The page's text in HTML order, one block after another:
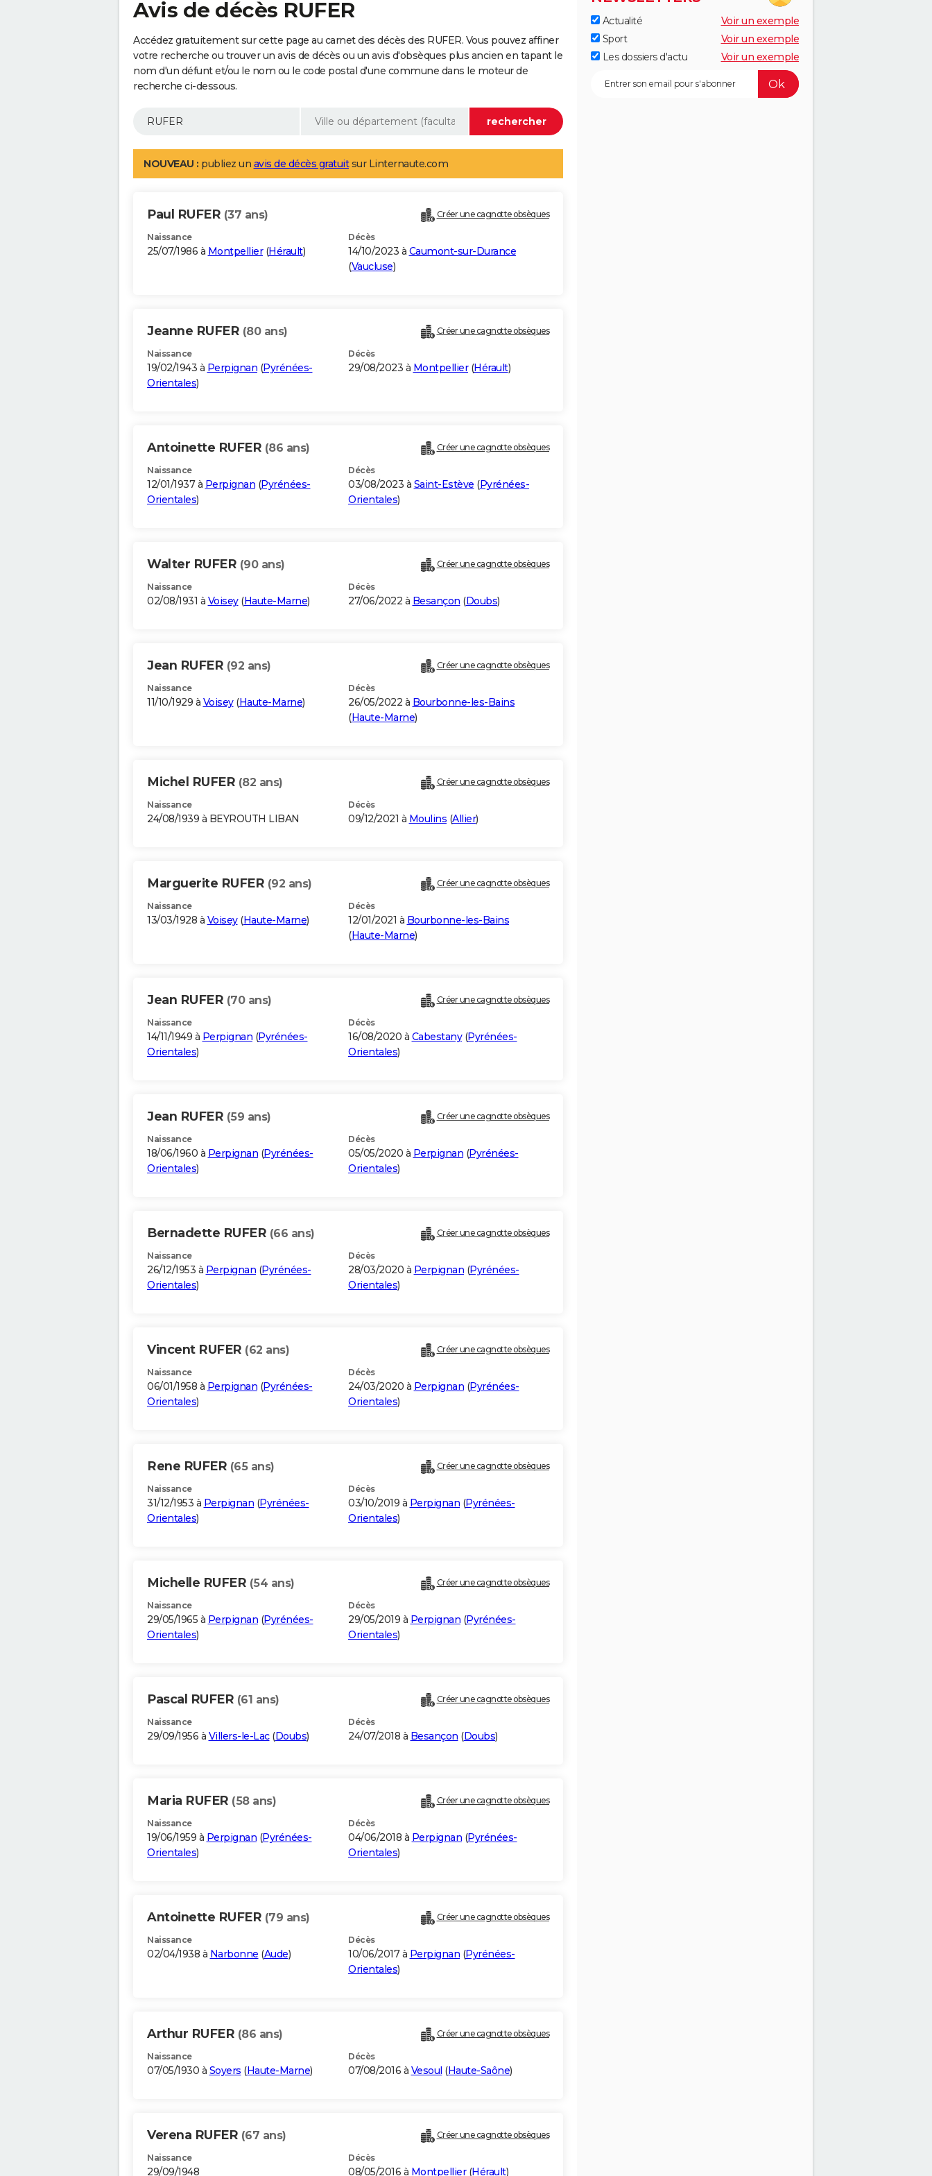
Avis de décès RUFER
Accédez gratuitement sur cette page au carnet des décès des RUFER. Vous pouvez affiner
votre recherche ou trouver un avis de décès ou un avis d'obsèques plus ancien en tapant le
nom d'un défunt et/ou le nom ou le code postal d'une commune dans le moteur de
recherche ci-dessous.
NOUVEAU : publiez un avis de décès gratuitsur Linternaute.com
Paul RUFER (37 ans) Créer une cagnotte obsèques
Naissance
25/07/1986 à Montpellier(Hérault)
Décès
14/10/2023 à Caumont-sur-Durance
(Vaucluse)
Jeanne RUFER (80 ans) Créer une cagnotte obsèques
Naissance
19/02/1943 à Perpignan (Pyrénées-
Orientales)
Décès
29/08/2023 à Montpellier(Hérault)
Antoinette RUFER (86 ans) Créer une cagnotte obsèques
Naissance
12/01/1937 à Perpignan (Pyrénées-
Orientales)
Décès
03/08/2023 à Saint-Estève (Pyrénées-
Orientales)
Walter RUFER (90 ans) Créer une cagnotte obsèques
Naissance
02/08/1931 à Voisey(Haute-Marne)
Décès
27/06/2022 à Besançon (Doubs)
Jean RUFER (92 ans) Créer une cagnotte obsèques
Naissance
11/10/1929 à Voisey(Haute-Marne)
Décès
26/05/2022 à Bourbonne-les-Bains
(Haute-Marne)
Michel RUFER (82 ans) Créer une cagnotte obsèques
Naissance
24/08/1939 à BEYROUTH LIBAN
Décès
09/12/2021 à Moulins (Allier)
Marguerite RUFER (92 ans) Créer une cagnotte obsèques
Naissance
13/03/1928 à Voisey(Haute-Marne)
Décès
12/01/2021 à Bourbonne-les-Bains
(Haute-Marne)
Jean RUFER (70 ans) Créer une cagnotte obsèques
Naissance
14/11/1949 à Perpignan (Pyrénées-
Orientales)
Décès
16/08/2020 à Cabestany(Pyrénées-
Orientales)
Jean RUFER (59 ans) Créer une cagnotte obsèques
Naissance
18/06/1960 à Perpignan (Pyrénées-
Orientales)
Décès
05/05/2020 à Perpignan (Pyrénées-
Orientales)
Bernadette RUFER (66 ans) Créer une cagnotte obsèques
Naissance
26/12/1953 à Perpignan (Pyrénées-
Orientales)
Décès
28/03/2020 à Perpignan (Pyrénées-
Orientales)
Vincent RUFER (62 ans) Créer une cagnotte obsèques
Naissance
06/01/1958 à Perpignan (Pyrénées-
Orientales)
Décès
24/03/2020 à Perpignan (Pyrénées-
Orientales)
Rene RUFER (65 ans) Créer une cagnotte obsèques
Naissance
31/12/1953 à Perpignan (Pyrénées-
Orientales)
Décès
03/10/2019 à Perpignan (Pyrénées-
Orientales)
Michelle RUFER (54 ans) Créer une cagnotte obsèques
Naissance
29/05/1965 à Perpignan (Pyrénées-
Orientales)
Décès
29/05/2019 à Perpignan (Pyrénées-
Orientales)
Pascal RUFER (61 ans) Créer une cagnotte obsèques
Naissance
29/09/1956 à Villers-le-Lac(Doubs)
Décès
24/07/2018 à Besançon (Doubs)
Maria RUFER (58 ans) Créer une cagnotte obsèques
Naissance
19/06/1959 à Perpignan (Pyrénées-
Orientales)
Décès
04/06/2018 à Perpignan (Pyrénées-
Orientales)
Antoinette RUFER (79 ans) Créer une cagnotte obsèques
Naissance
02/04/1938 à Narbonne (Aude)
Décès
10/06/2017 à Perpignan (Pyrénées-
Orientales)
Arthur RUFER (86 ans) Créer une cagnotte obsèques
Naissance
07/05/1930 à Soyers (Haute-Marne)
Décès
07/08/2016 à Vesoul (Haute-Saône)
Verena RUFER (67 ans) Créer une cagnotte obsèques
Naissance
29/09/1948
Décès
08/05/2016 à Montpellier(Hérault)
Actualité
Voir un exemple
Sport
Voir un exemple
Les dossiers d'actu
Voir un exemple